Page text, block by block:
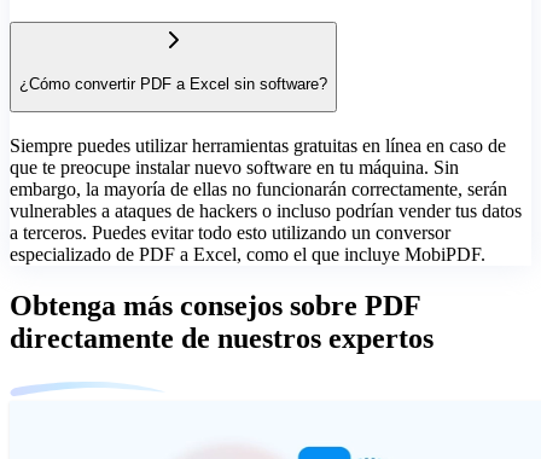
¿Cómo convertir PDF a Excel sin software?
Siempre puedes utilizar herramientas gratuitas en línea en caso de
que te preocupe instalar nuevo software en tu máquina. Sin
embargo, la mayoría de ellas no funcionarán correctamente, serán
vulnerables a ataques de hackers o incluso podrían vender tus datos
a terceros. Puedes evitar todo esto utilizando un conversor
especializado de PDF a Excel, como el que incluye MobiPDF.
Obtenga más consejos sobre PDF
directamente de nuestros expertos